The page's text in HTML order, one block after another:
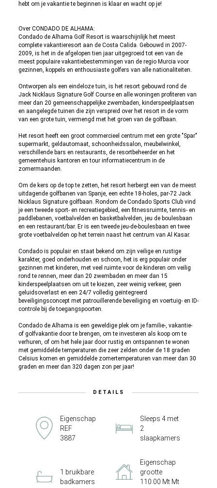
hebt om je vakantie te beginnen is klaar en wacht op je!
Over CONDADO DE ALHAMA:
Condado de Alhama Golf Resort is waarschijnlijk het meest
complete vakantieresort aan de Costa Calida. Gebouwd in 2007-
2009, is het in de afgelopen tien jaar uitgegroeid tot een van de
meest populaire vakantiebestemmingen van de regio Murcia voor
gezinnen, koppels en enthousiaste golfers van alle nationaliteiten.
Ontworpen als een eindeloze tuin, is het resort gebouwd rond de
Jack Nicklaus Signature Golf Course en alle woningen profiteren van
meer dan 20 gemeenschappelijke zwembaden, kinderspeelplaatsen
en aangelegde tuinen die zijn verspreid over het resort in de vorm
van een grote tuin, vermengd met het groen van de golfbaan.
Het resort heeft een groot commercieel centrum met een grote "Spar"
supermarkt, geldautomaat, schoonheidssalon, meubelwinkel,
verschillende bars en restaurants, de resortbeheerder en het
gemeentehuis kantoren en tour informatiecentrum in de
zomermaanden.
Om de kers op de top te zetten, het resort herbergt een van de meest
uitdagende golfbanen van Spanje, een echte 18-holes, par-72 Jack
Nicklaus Signature golfbaan. Rondom de Condado Sports Club vind
je een tweede sport- en recreatiegebied, een fitnessruimte, tennis- en
paddlebanen, voetbalvelden en basketbalvelden, jeu de boulesbaan
en een restaurant/bar. Er is een tweede jeu-de-boulesbaan en twee
grote voetbalvelden op het terrein naast het centrum van Al Kasar.
Condado is populair en staat bekend om zijn veilige en rustige
karakter, goed onderhouden en schoon, het is erg populair onder
gezinnen met kinderen, met veel ruimte voor de kinderen om veilig
rond te rennen, meer dan 20 zwembaden en meer dan 15
kinderspeelplaatsen om uit te kiezen, zeer weinig verkeer, geen
geluidsoverlast en een 24/7 volledig geïntegreerd
beveiligingsconcept met patrouillerende beveiliging en voertuig- en ID-
controle bij de toegangspoorten.
Condado de Alhama is een geweldige plek om je familie-, vakantie-
of golfvakantie door te brengen, om te investeren als koop om te
verhuren, of om het hele jaar door rustig en ontspannen te wonen
met gemiddelde temperaturen die zeer zelden onder de 18 graden
Celsius komen en gemiddelde zomertemperaturen van meer dan 30
graden en meer dan 320 dagen zon per jaar!
DETAILS
Eigenschap
REF
3887
Sleeps 4 met
2
slaapkamers
1 bruikbare
badkamers
Eigenschap
grootte
110.00 Mt Mt